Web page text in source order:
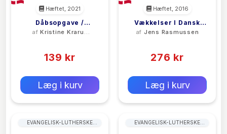
Hæftet, 2021
Dåbsopgave /
Dåbsgave
af Kristine Krarup
139 kr
Læg i kurv
Hæftet, 2016
Vækkelser I Dansk
Luthersk Fælleskultur
af Jens Rasmussen
276 kr
Læg i kurv
EVANGELISK-LUTHERSKE
EVANGELISK-LUTHERSKE